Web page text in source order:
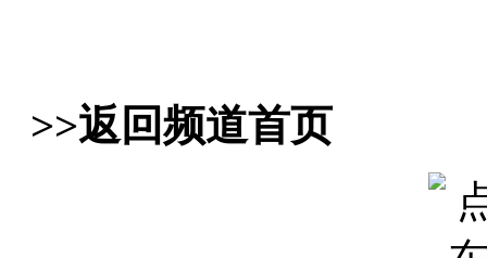
>>返回频道首页